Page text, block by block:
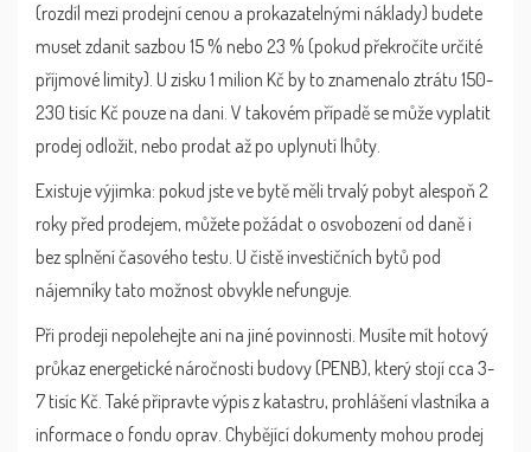
(rozdíl mezi prodejní cenou a prokazatelnými náklady) budete
muset zdanit sazbou 15 % nebo 23 % (pokud překročíte určité
příjmové limity). U zisku 1 milion Kč by to znamenalo ztrátu 150-
230 tisíc Kč pouze na dani. V takovém případě se může vyplatit
prodej odložit, nebo prodat až po uplynutí lhůty.
Existuje výjimka: pokud jste ve bytě měli trvalý pobyt alespoň 2
roky před prodejem, můžete požádat o osvobození od daně i
bez splnění časového testu. U čistě investičních bytů pod
nájemníky tato možnost obvykle nefunguje.
Při prodeji nepolehejte ani na jiné povinnosti. Musíte mít hotový
průkaz energetické náročnosti budovy (PENB), který stojí cca 3-
7 tisíc Kč. Také připravte výpis z katastru, prohlášení vlastníka a
informace o fondu oprav. Chybějící dokumenty mohou prodej